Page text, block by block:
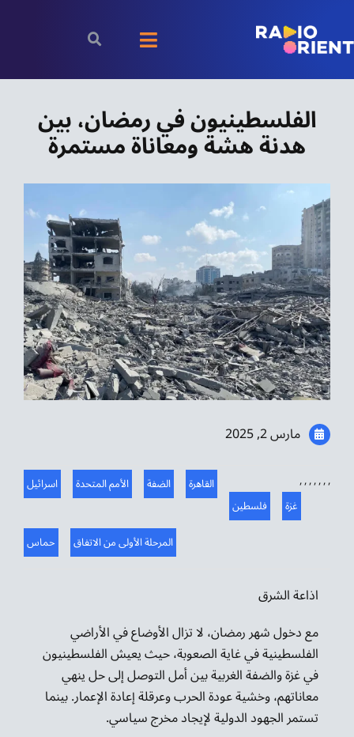
content
Toggle
Navigation
بودكاست
الأخبار
رياضة
اقتصاد
مقالات
موسيقى الشرق
من نحن
الفلسطينيون في رمضان، بين
هدنة هشة ومعاناة مستمرة
مارس 2, 2025
اسرائيل , الأمم المتحدة , الضفة , القاهرة ,
المرحلة الأولى من الاتفاق
,
حماس
,
غزة
,
فلسطين
اذاعة الشرق
مع دخول شهر رمضان، لا تزال الأوضاع في الأراضي
الفلسطينية في غاية الصعوبة، حيث يعيش الفلسطينيون
في غزة والضفة الغربية بين أمل التوصل إلى حل ينهي
معاناتهم، وخشية عودة الحرب وعرقلة إعادة الإعمار. بينما
تستمر الجهود الدولية لإيجاد مخرج سياسي.